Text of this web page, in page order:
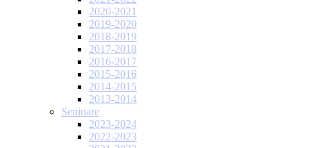
2020-2021
2019-2020
2018-2019
2017-2018
2016-2017
2015-2016
2014-2015
2013-2014
Senioare
2023-2024
2022-2023